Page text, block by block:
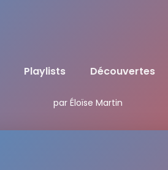
Playlists Découvertes
par Éloïse Martin